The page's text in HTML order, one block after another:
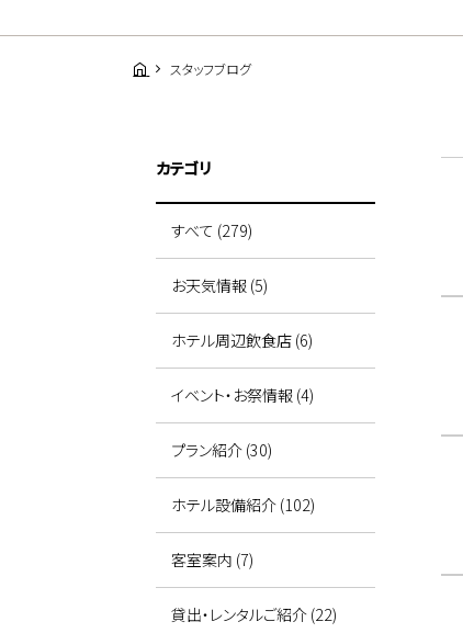
スタッフブログ
カテゴリ
すべて (279)
お天気情報 (5)
ホテル周辺飲食店 (6)
イベント・お祭情報 (4)
プラン紹介 (30)
ホテル設備紹介 (102)
客室案内 (7)
貸出・レンタルご紹介 (22)